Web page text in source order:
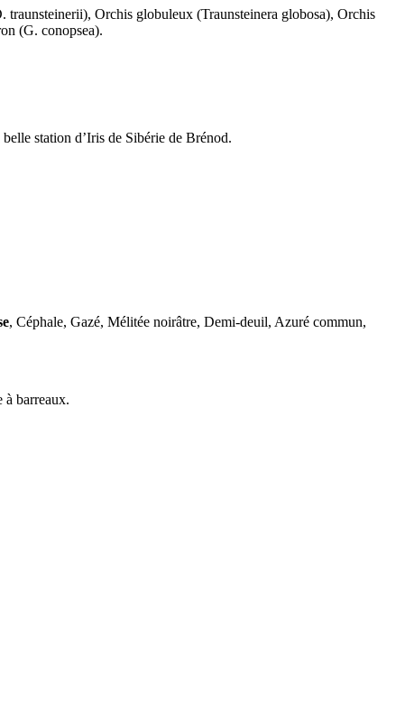
Orchis globuleux (Traunsteinera globosa), Orchis
(G. conopsea).
station d’Iris de Sibérie de Brénod.
, Céphale, Gazé, Mélitée noirâtre, Demi-deuil, Azuré commun,
barreaux.